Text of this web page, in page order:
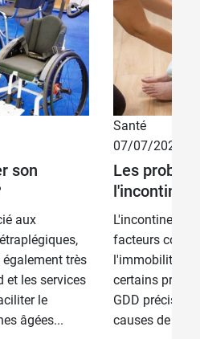
6,49 €
60 cm x 90
par 30
14,49 €
60 cm x 180
21,79 €
son
aux
très
et les services
le
âgées...
Santé
07/07/2026
Les
facteurs
l'immobilité,
certains
GDD précise
causes de ces